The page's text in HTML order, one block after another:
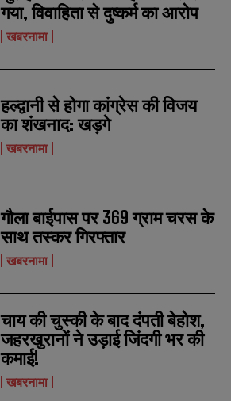
गया, विवाहिता से दुष्कर्म का आरोप
खबरनामा
हल्द्वानी से होगा कांग्रेस की विजय
का शंखनाद: खड़गे
खबरनामा
गौला बाईपास पर 369 ग्राम चरस के
साथ तस्कर गिरफ्तार
खबरनामा
चाय की चुस्की के बाद दंपती बेहोश,
जहरखुरानों ने उड़ाई जिंदगी भर की
कमाई!
खबरनामा